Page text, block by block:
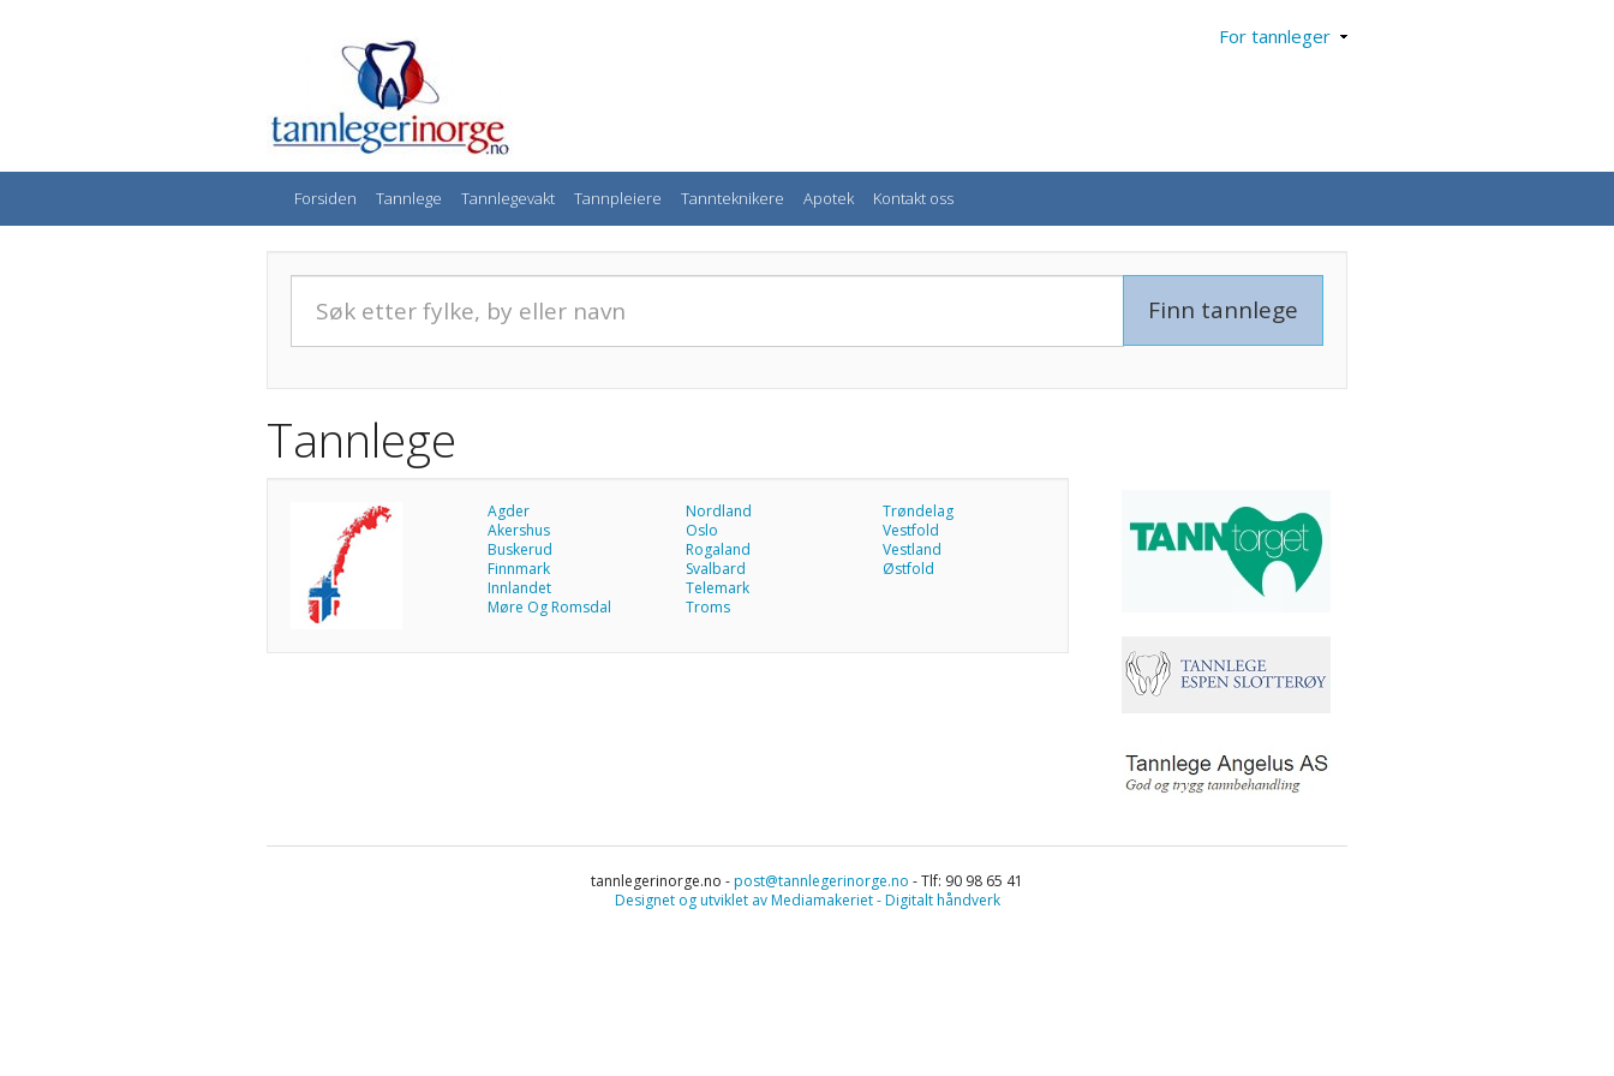
For tannleger
Forsiden Tannlege Tannlegevakt Tannpleiere Tannteknikere Apotek Kontakt oss
Tannlege
Agder
Akershus
Buskerud
Finnmark
Innlandet
Møre Og Romsdal
Nordland
Oslo
Rogaland
Svalbard
Telemark
Troms
Trøndelag
Vestfold
Vestland
Østfold
tannlegerinorge.no -post@tannlegerinorge.no - Tlf: 90 98 65 41
Designet og utviklet av Mediamakeriet - Digitalt håndverk